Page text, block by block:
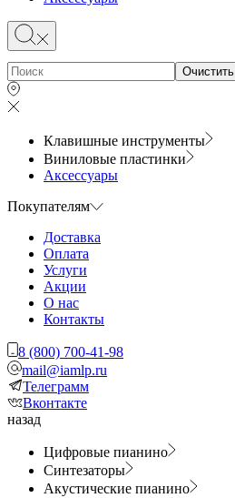
Очистить
Клавишные инструменты
Виниловые пластинки
Аксессуары
Покупателям
Доставка
Оплата
Услуги
Акции
О нас
Контакты
8 (800) 700-41-98
mail@iamlp.ru
Телеграмм
Вконтакте
назад
Цифровые пианино
Синтезаторы
Акустические пианино